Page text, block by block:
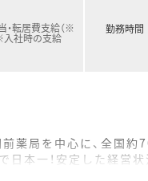
と非常に低く、幅広い
転居費支給（※
社時の支給
勤務時間
薬局を中心に、全国約
日本一！安定した経営